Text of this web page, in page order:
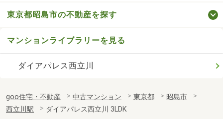
東京都昭島市の不動産を探す
マンションライブラリーを見る
ダイアパレス西立川
goo住宅・不動産 中古マンション 東京都
昭島市
西立川駅
ダイアパレス西立川 3LDK